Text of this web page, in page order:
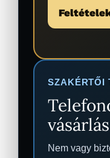
SZAKÉRTŐI
Nem vagy